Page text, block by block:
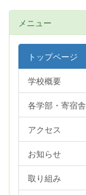
メニュー
トップページ
学校概要
各学部・寄宿舎
アクセス
お知らせ
取り組み